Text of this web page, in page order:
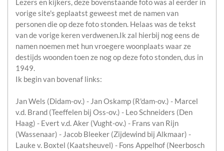
Lezers en kijkers, deze bovenstaande foto was al eerder in
vorige site's geplaatst geweest met de namen van
personen die op deze foto stonden. Helaas was de tekst
van de vorige keren verdwenen.Ik zal hierbij nog eens de
namen noemen met hun vroegere woonplaats waar ze
destijds woonden toen ze nog op deze foto stonden, dus in
1949.
Ik begin van bovenaf links:
Jan Wels (Didam-ov.) - Jan Oskamp (R'dam-ov.) - Marcel
v.d. Brand (Teeffelen bij Oss-ov.) - Leo Schneiders (Den
Haag) - Evert v.d. Aker (Vught-ov.) - Frans van Rijn
(Wassenaar) - Jacob Bleeker (Zijdewind bij Alkmaar) -
Lauke v. Boxtel (Kaatsheuvel) - Fons Appelhof (Neerbosch